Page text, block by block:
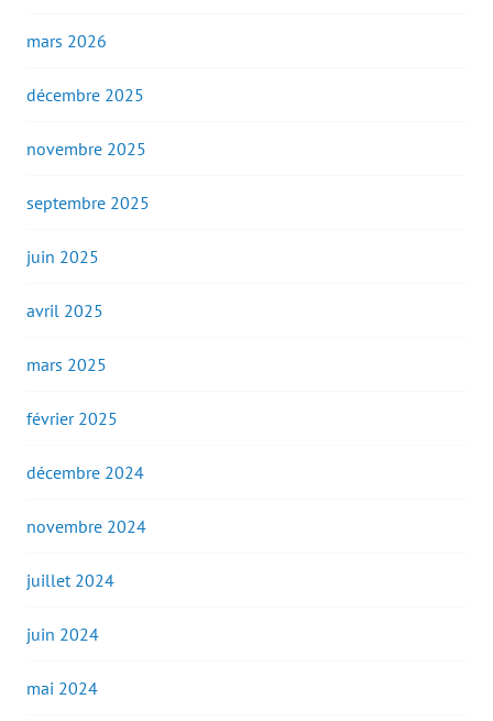
mars 2026
décembre 2025
novembre 2025
septembre 2025
juin 2025
avril 2025
mars 2025
février 2025
décembre 2024
novembre 2024
juillet 2024
juin 2024
mai 2024